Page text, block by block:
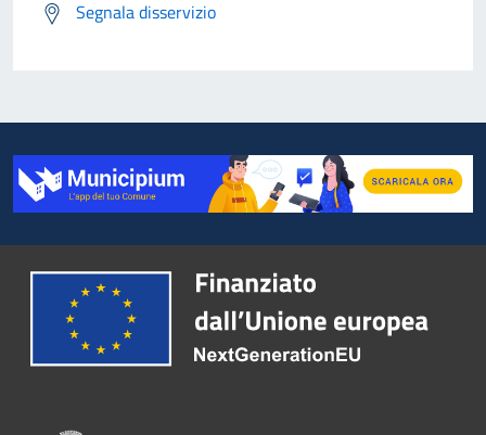
Segnala disservizio